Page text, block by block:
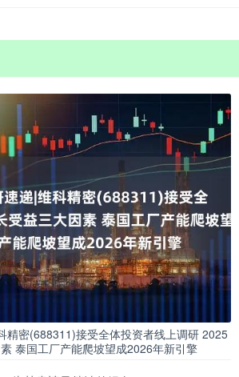
精密(688311)接受全体投资者线上调研 2025
泰国工厂产能爬坡望成2026年新引擎